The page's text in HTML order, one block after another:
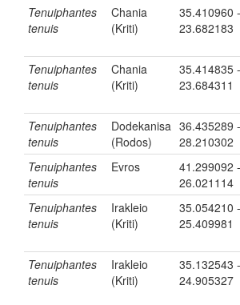
Tenuiphantes
tenuis
Chania
(Kriti)
35.410960 -
23.682183
Tenuiphantes
tenuis
Chania
(Kriti)
35.414835 -
23.684311
Tenuiphantes
tenuis
Dodekanisa
(Rodos)
36.435289 -
28.210302
Tenuiphantes
tenuis
Evros
41.299092 -
26.021114
Tenuiphantes
tenuis
Irakleio
(Kriti)
35.054210 -
25.409981
Tenuiphantes
tenuis
Irakleio
(Kriti)
35.132543 -
24.905327